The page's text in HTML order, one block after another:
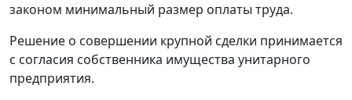
законом минимальный размер оплаты труда.
Решение о совершении крупной сделки принимается
с согласия собственника имущества унитарного
предприятия.